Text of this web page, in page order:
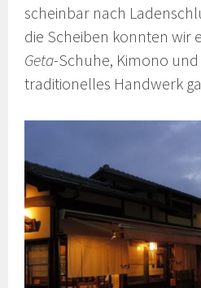
scheinbar nach
die Scheiben konnten wir
Geta-Schuhe, Kimono
traditionelles Handwerk